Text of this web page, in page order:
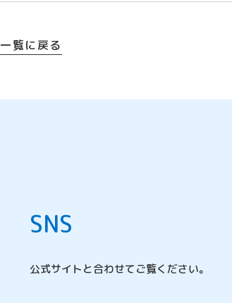
一覧に戻る
SNS
公式サイトと合わせてご覧ください。